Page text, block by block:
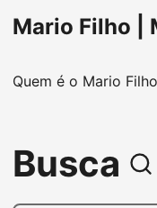
Mario Filho |
Quem é o Mario
Busca